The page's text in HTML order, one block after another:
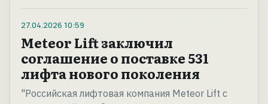
27.04.2026 10:59
Meteor Lift заключил
соглашение о поставке 531
лифта нового поколения
"Российская лифтовая компания Meteor Lift с